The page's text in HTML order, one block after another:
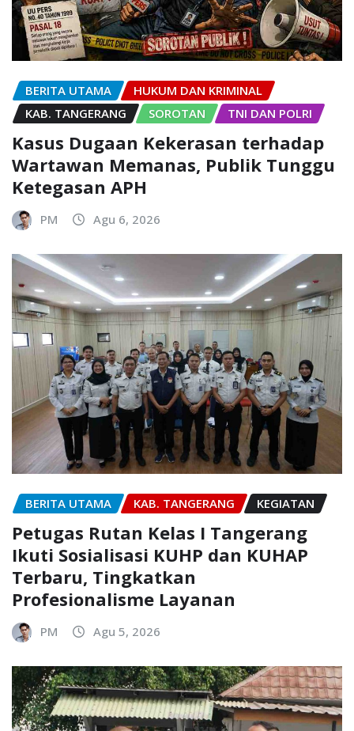
BERITA UTAMA
HUKUM DAN KRIMINAL
KAB. TANGERANG
SOROTAN TNI DAN POLRI
Kasus Dugaan Kekerasan terhadap
Wartawan Memanas, Publik Tunggu
Ketegasan APH
PM Agu 6, 2026
BERITA UTAMA KAB. TANGERANG KEGIATAN
Petugas Rutan Kelas I Tangerang
Ikuti Sosialisasi KUHP dan KUHAP
Terbaru, Tingkatkan
Profesionalisme Layanan
PM Agu 5, 2026